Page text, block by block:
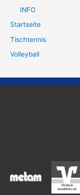
INFO
Startseite
Tischtennis
Volleyball